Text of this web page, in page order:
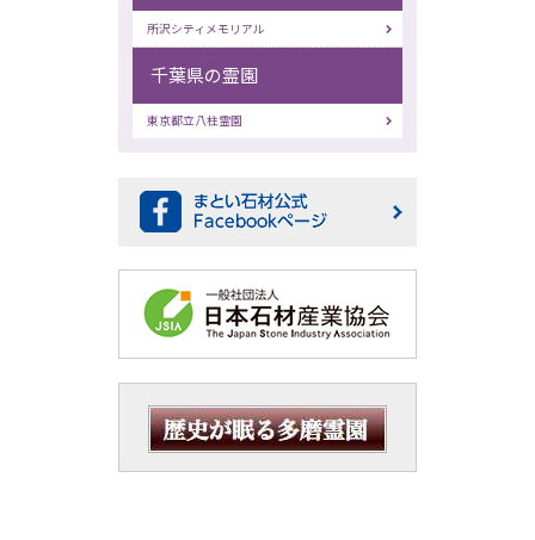
所沢シティメモリアル
千葉県の霊園
東京都立八柱霊園